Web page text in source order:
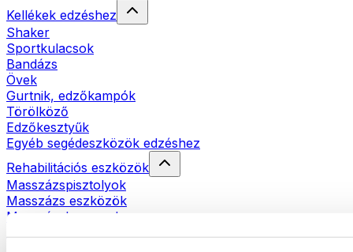
Kellékek edzéshez
Shaker
Sportkulacsok
Bandázs
Övek
Gurtnik, edzőkampók
Törölköző
Edzőkesztyűk
Egyéb segédeszközök edzéshez
Rehabilitációs eszközök
Masszázspisztolyok
Masszázs eszközök
Masszázshengerek